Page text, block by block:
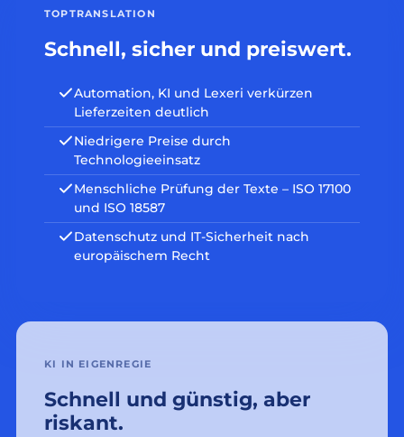
TOPTRANSLATION
Schnell, sicher und preiswert.
Automation, KI und Lexeri verkürzen
Lieferzeiten deutlich
Niedrigere Preise durch
Technologieeinsatz
Menschliche Prüfung der Texte – ISO 17100
und ISO 18587
Datenschutz und IT-Sicherheit nach
europäischem Recht
KI IN EIGENREGIE
Schnell und günstig, aber
riskant.